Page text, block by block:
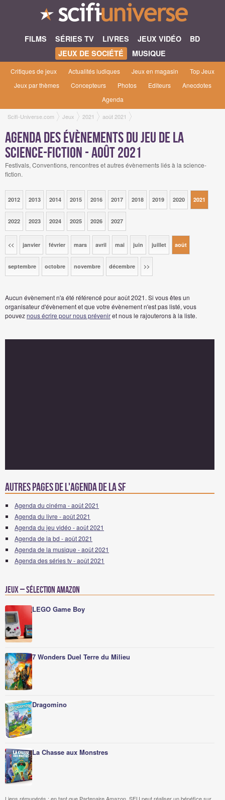
FILMS SÉRIES TV LIVRES JEUX VIDÉO
BD
JEUX DE SOCIÉTÉ
MUSIQUE
Critiques de jeux Actualités ludiques Jeux en magasin
Top Jeux
Jeux par thèmes
Concepteurs Photos Editeurs
Anecdotes
Agenda
Scifi-Universe.com Jeux 2021 août 2021
Agenda des évènements du jeu de la
science-fiction - août 2021
Festivals, Conventions, rencontres et autres évènements liés à la science-
fiction.
2012 2013 2014 2015 2016 2017 2018 2019 2020 2021
2022 2023 2024 2025 2026 2027
<< janvier février mars avril mai juin juillet août
septembre octobre novembre décembre >>
Aucun évènement n'a été référencé pour août 2021. Si vous êtes un
organisateur d'évènement et que votre évènement n'est pas listé, vous
pouveznous écrire pour nous préveniret nous le rajouterons à la liste.
Autres pages de l'agenda de la SF
Agenda du cinéma - août 2021
Agenda du livre - août 2021
Agenda du jeu vidéo - août 2021
Agenda de la bd - août 2021
Agenda de la musique - août 2021
Agenda des séries tv - août 2021
Jeux – Sélection Amazon
LEGO Game Boy
7 Wonders Duel Terre du Milieu
Dragomino
La Chasse aux Monstres